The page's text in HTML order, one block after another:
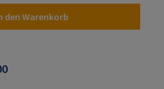
den Warenkorb